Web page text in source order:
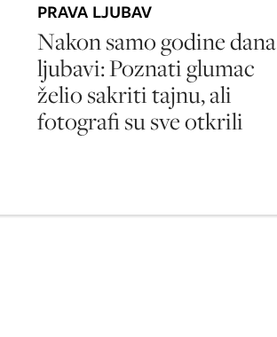
PRAVA LJUBAV
Nakon samo godine dana
ljubavi: Poznati glumac
želio sakriti tajnu, ali
fotografi su sve otkrili